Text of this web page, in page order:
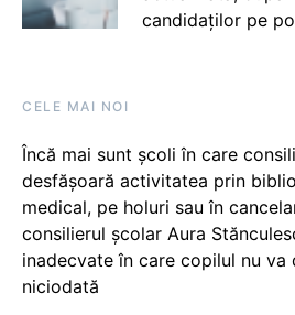
candidaților pe
CELE MAI NOI
Încă mai sunt școli în care
desfășoară activitatea prin
medical, pe holuri sau în
consilierul școlar Aura
inadecvate în care copilul nu va
niciodată